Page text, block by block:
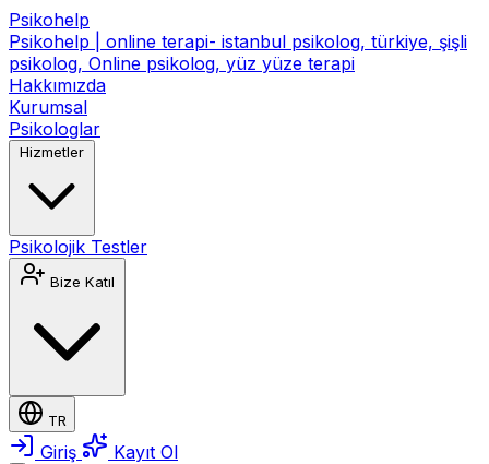
Psikohelp
Psikohelp | online terapi- istanbul psikolog, türkiye, şişli
psikolog, Online psikolog, yüz yüze terapi
Hakkımızda
Kurumsal
Psikologlar
Hizmetler
Psikolojik Testler
Bize Katıl
TR
Giriş Kayıt Ol